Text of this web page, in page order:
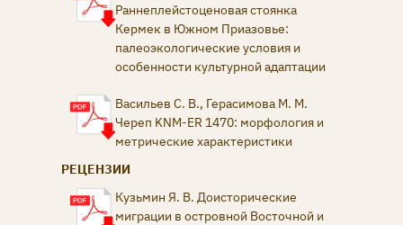
Раннеплейстоценовая стоянка
Кермек в Южном Приазовье:
палеоэкологические условия и
особенности культурной адаптации
Васильев С. В., Герасимова М. М.
Череп KNM-ER 1470: морфология и
метрические характеристики
РЕЦЕНЗИИ
Кузьмин Я. В. Доисторические
миграции в островной Восточной и